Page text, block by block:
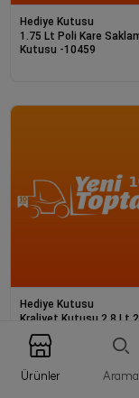
Ürünler Arama
Hediye Kutusu
1.75 Lt Poli Kare
Kutusu -10459
Hediye Kutusu
Kraliyet Kutusu 2.8 Lt
X 78 -10467